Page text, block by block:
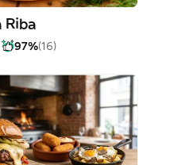
Riba
97%(16)